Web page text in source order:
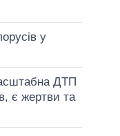
у
ДТП
є жертви та